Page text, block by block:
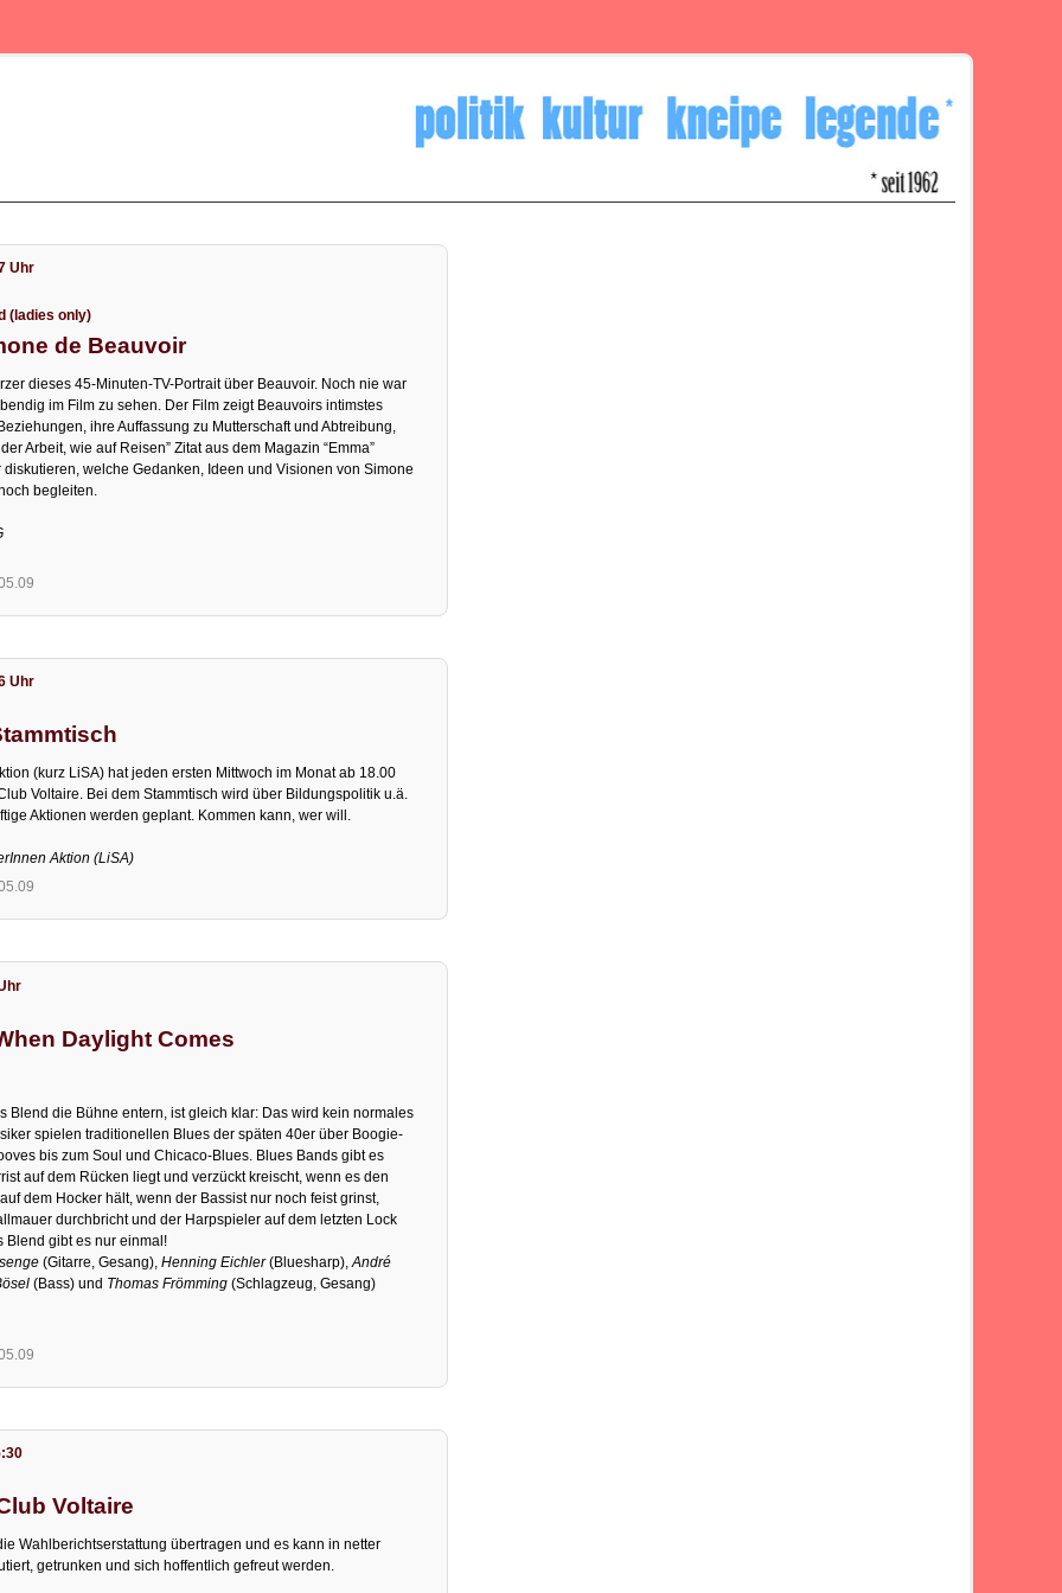
Uhr
(ladies only)
de Beauvoir
dieses 45-Minuten-TV-Portrait über Beauvoir. Noch nie war
im Film zu sehen. Der Film zeigt Beauvoirs intimstes
ihre Auffassung zu Mutterschaft und Abtreibung,
Arbeit, wie auf Reisen” Zitat aus dem Magazin “Emma”
welche Gedanken, Ideen und Visionen von Simone
begleiten.
Uhr
(kurz LiSA) hat jeden ersten Mittwoch im Monat ab 18.00
Voltaire. Bei dem Stammtisch wird über Bildungspolitik u.ä.
Aktionen werden geplant. Kommen kann, wer will.
Aktion (LiSA)
Daylight Comes
Blend die Bühne entern, ist gleich klar: Das wird kein normales
spielen traditionellen Blues der späten 40er über Boogie-
bis zum Soul und Chicaco-Blues. Blues Bands gibt es
auf dem Rücken liegt und verzückt kreischt, wenn es den
dem Hocker hält, wenn der Bassist nur noch feist grinst,
durchbricht und der Harpspieler auf dem letzten Lock
Blend gibt es nur einmal!
(Gitarre, Gesang),Henning Eichler(Bluesharp),André
(Bass) und Thomas Frömming (Schlagzeug, Gesang)
Voltaire
Wahlberichtserstattung übertragen und es kann in netter
getrunken und sich hoffentlich gefreut werden.